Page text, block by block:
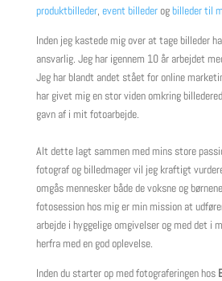
produktbilleder, event billederogbilleder til
Inden jeg kastede mig over at tage billeder
ansvarlig. Jeg har igennem 10 år arbejdet
Jeg har blandt andet stået for online
har givet mig en stor viden omkring
gavn af i mit fotoarbejde.
Alt dette lagt sammen med mins store
fotograf og billedmager vil jeg kraftigt
omgås mennesker både de voksne og
fotosession hos mig er min mission at
arbejde i hyggelige omgivelser og med det i
herfra med en god oplevelse.
Inden du starter op med fotograferingen hos